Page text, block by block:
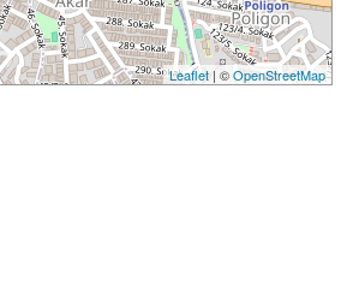
Leaflet| ©OpenStreetMap